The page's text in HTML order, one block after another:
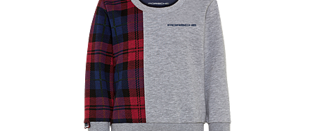
Klantenservice
Meer Porsche